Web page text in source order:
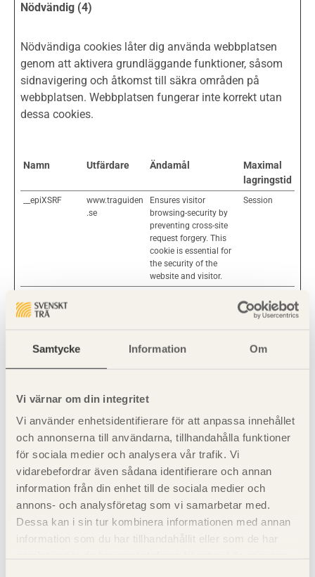
Samtycke Information Om
Vi värnar om din integritet
Vi använder enhetsidentifierare för att anpassa innehållet
och annonserna till användarna, tillhandahålla funktioner
för sociala medier och analysera vår trafik. Vi
vidarebefordrar även sådana identifierare och annan
information från din enhet till de sociala medier och
annons- och analysföretag som vi samarbetar med.
Dessa kan i sin tur kombinera informationen med annan
information som du har tillhandahållit eller som de har
Nödvändig (4)
Nödvändiga cookies låter dig använda webbplatsen
genom att aktivera grundläggande funktioner, såsom
sidnavigering och åtkomst till säkra områden på
webbplatsen. Webbplatsen fungerar inte korrekt utan
dessa cookies.
Namn Utfärdare Ändamål
Maximal
lagringstid
__epiXSRF
www.traguiden
.se
Ensures visitor
browsing-security by
preventing cross-site
request forgery. This
cookie is essential for
the security of the
website and visitor.
Session
onId
för cookies.
Statistik (8)
förstå hur besökare interagerar med webbplatser